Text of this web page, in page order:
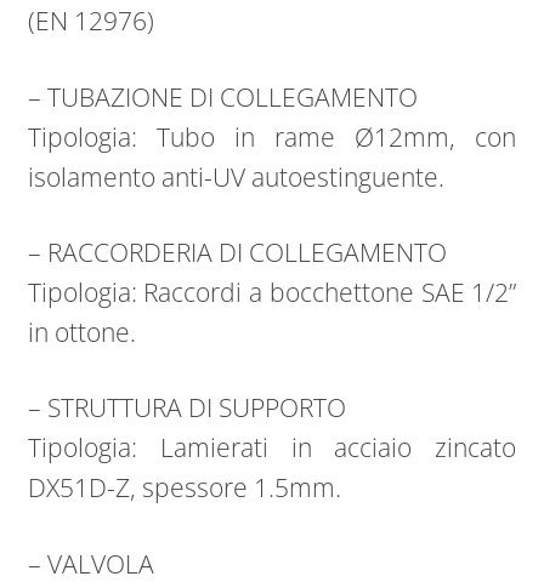
(EN 12976)
– TUBAZIONE DI COLLEGAMENTO
Tipologia: Tubo in rame Ø12mm, con
isolamento anti-UV autoestinguente.
– RACCORDERIA DI COLLEGAMENTO
Tipologia: Raccordi a bocchettone SAE 1/2”
in ottone.
– STRUTTURA DI SUPPORTO
Tipologia: Lamierati in acciaio zincato
DX51D-Z, spessore 1.5mm.
– VALVOLA